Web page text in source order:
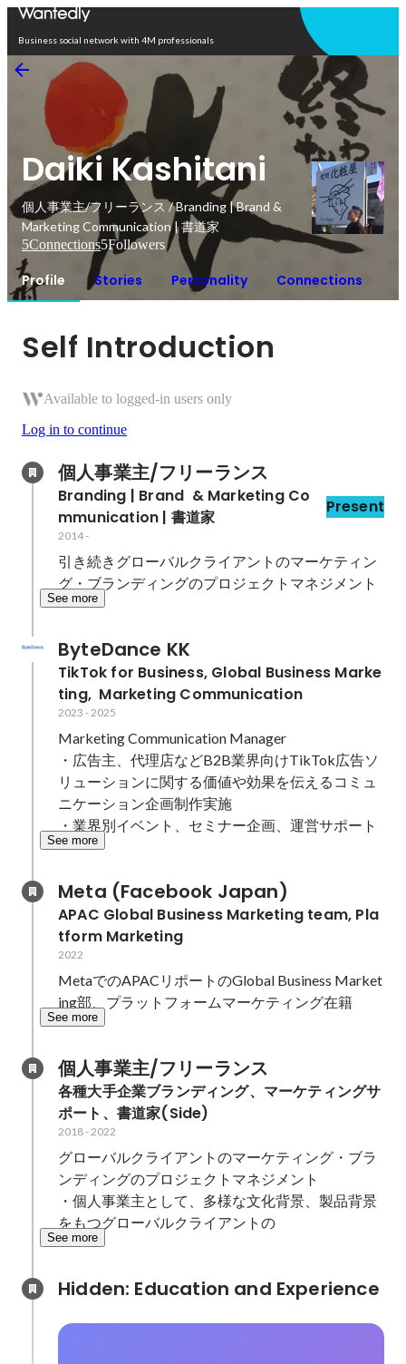
Business social network with 4M professionals
Daiki Kashitani
個人事業主/フリーランス / Branding | Brand &
Marketing Communication | 書道家
5Connections5Followers
Profile Stories Personality Connections
Self Introduction
Available to logged-in users only
Log in to continue
個人事業主/フリーランス
Branding | Brand  & Marketing Co
mmunication | 書道家
Present
2014-
引き続きグローバルクライアントのマーケティン
グ・ブランディングのプロジェクトマネジメント
See more
ByteDance KK
TikTok for Business, Global Business Marke
ting,  Marketing Communication
2023 -2025
Marketing Communication Manager
・広告主、代理店などB2B業界向けTikTok広告ソ
リューションに関する価値や効果を伝えるコミュ
ニケーション企画制作実施
・業界別イベント、セミナー企画、運営サポート
See more
Meta (Facebook Japan)
APAC Global Business Marketing team, Pla
tform Marketing
2022
MetaでのAPACリポートのGlobal Business Market
ing部、プラットフォームマーケティング在籍
See more
個人事業主/フリーランス
各種大手企業ブランディング、マーケティングサ
ポート、書道家(Side)
2018-2022
グローバルクライアントのマーケティング・ブラ
ンディングのプロジェクトマネジメント
・個人事業主として、多様な文化背景、製品背景
をもつグローバルクライアントの
See more